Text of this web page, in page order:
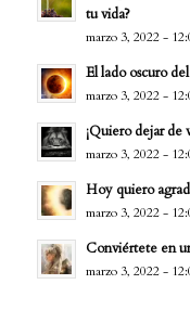
tu vida?
marzo 3, 2022 -
El lado oscuro
marzo 3, 2022 -
¡Quiero dejar de
marzo 3, 2022 -
Hoy quiero
marzo 3, 2022 -
Conviértete en
marzo 3, 2022 -